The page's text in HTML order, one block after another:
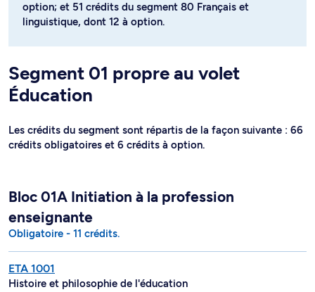
option; et 51 crédits du segment 80 Français et
linguistique, dont 12 à option.
Segment 01 propre au volet
Éducation
Les crédits du segment sont répartis de la façon suivante : 66
crédits obligatoires et 6 crédits à option.
Bloc 01A Initiation à la profession
enseignante
Obligatoire - 11 crédits.
ETA 1001
Histoire et philosophie de l'éducation